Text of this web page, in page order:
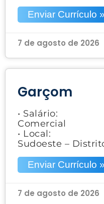
Enviar Currículo »
7 de agosto de 2026
Garçom
• Salário:
Comercial
• Local:
Sudoeste –
Enviar Currículo »
7 de agosto de 2026